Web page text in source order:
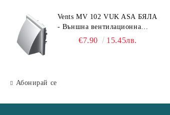
Vents MV 102 VUK ASA БЯЛА
- Външна вентилационна
решетка с гравитачна клапа Ø
€7.90 15.45лв.
Абонирай се